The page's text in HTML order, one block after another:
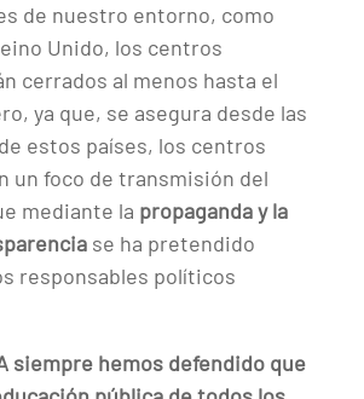
de nuestro entorno, como
Unido, los centros
cerrados al menos hasta el
ya que, se asegura desde las
estos países, los centros
un foco de transmisión del
mediante la propaganda y la
se ha pretendido
responsables políticos
siempre hemos defendido que